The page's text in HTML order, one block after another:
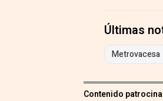
Últimas
Metrovacesa
Contenido